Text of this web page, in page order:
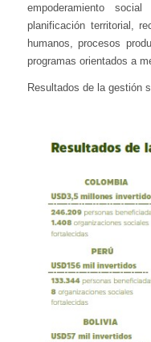
empoderamiento
planificación territorial,
humanos, procesos
programas orientados a
Resultados de la gestión